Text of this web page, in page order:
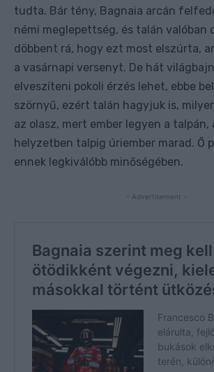
tudta. Bár tény, Bagnaia arcán
némi meglepettség, és talán valóban
döbbent rá, hogy ezt most elszúrta,
a vasárnapi versenyt. De hát
elveszíteni pokoli érzés lehet, ebbe
szörnyű, ezért talán hagyjuk is,
az olasz, mert ember legyen a talpán,
helyzetben talpig úriember marad. Ő
ennek legkiválóbb minőségében.
- Advertisement -